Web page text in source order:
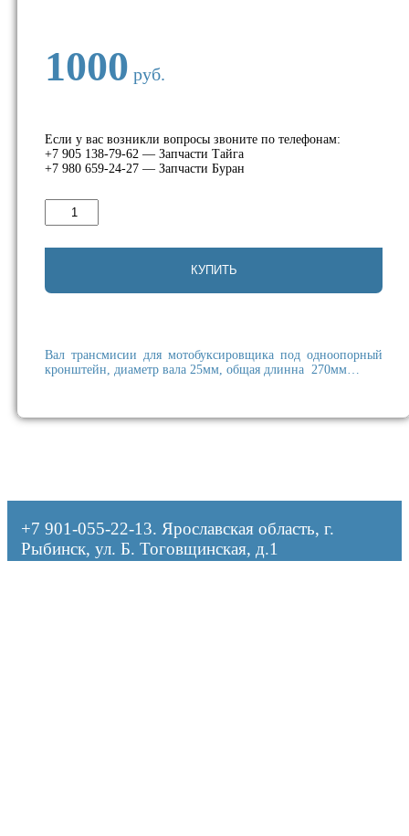
1000 руб.
Если у вас возникли вопросы звоните по телефонам:
+7 905 138-79-62 — Запчасти Тайга
+7 980 659-24-27 — Запчасти Буран
Количество
товара
трансмисии
27см
КУПИТЬ
Вал трансмисии для мотобуксировщика под одноопорный
кронштейн, диаметр вала 25мм, общая длинна 270мм…
+7 901-055-22-13. Ярославская область, г.
Рыбинск, ул. Б. Тоговщинская, д.1
Оформляя заказ, я даю согласие на обработку персональных данных